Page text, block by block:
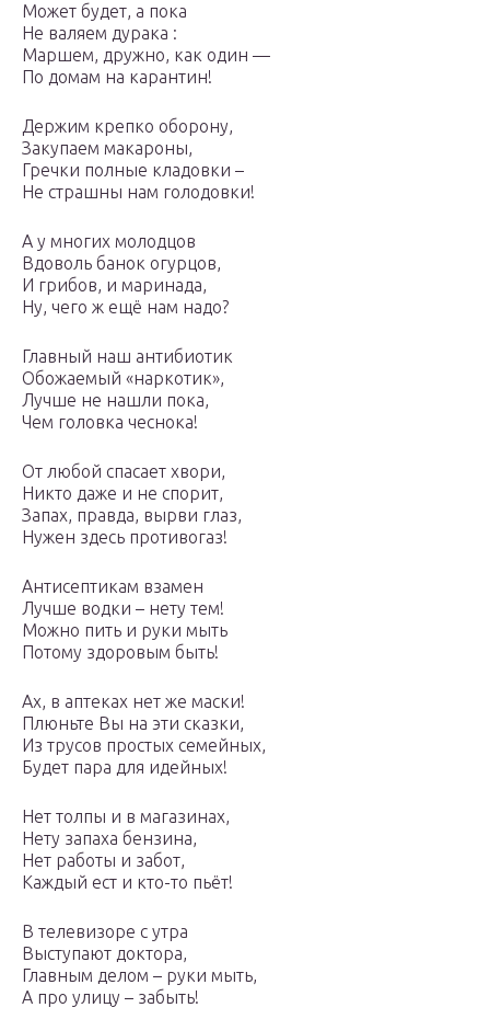
Может будет, а пока
Не валяем дурака :
Маршем, дружно, как один —
По домам на карантин!
Держим крепко оборону,
Закупаем макароны,
Гречки полные кладовки –
Не страшны нам голодовки!
А у многих молодцов
Вдоволь банок огурцов,
И грибов, и маринада,
Ну, чего ж ещё нам надо?
Главный наш антибиотик
Обожаемый «наркотик»,
Лучше не нашли пока,
Чем головка чеснока!
От любой спасает хвори,
Никто даже и не спорит,
Запах, правда, вырви глаз,
Нужен здесь противогаз!
Антисептикам взамен
Лучше водки – нету тем!
Можно пить и руки мыть
Потому здоровым быть!
Ах, в аптеках нет же маски!
Плюньте Вы на эти сказки,
Из трусов простых семейных,
Будет пара для идейных!
Нет толпы и в магазинах,
Нету запаха бензина,
Нет работы и забот,
Каждый ест и кто-то пьёт!
В телевизоре с утра
Выступают доктора,
Главным делом – руки мыть,
А про улицу – забыть!